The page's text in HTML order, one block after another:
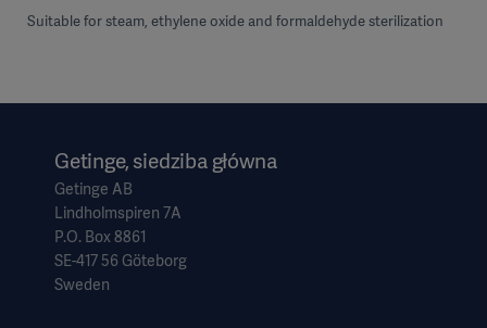
Suitable for steam, ethylene oxide and formaldehyde sterilization
Getinge, siedziba główna
Getinge AB
Lindholmspiren 7A
P.O. Box 8861
SE-417 56 Göteborg
Sweden